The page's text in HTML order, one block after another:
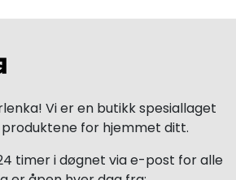
Vi er en butikk spesiallaget
for hjemmet ditt.
timer i døgnet via e-post for alle